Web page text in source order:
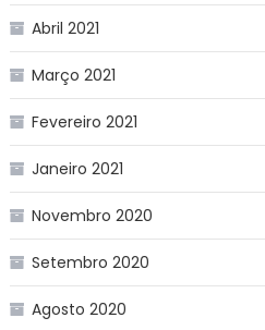
Abril 2021
Março 2021
Fevereiro 2021
Janeiro 2021
Novembro 2020
Setembro 2020
Agosto 2020